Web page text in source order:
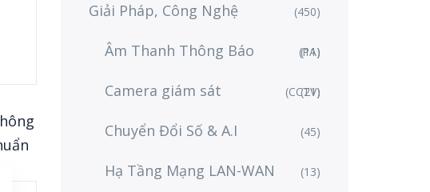
Giải Pháp, Công Nghệ (450)
Âm Thanh Thông Báo (PA)
(11)
Camera giám sát (CCTV)
(21)
Chuyển Đổi Số & A.I (45)
Hạ Tầng Mạng LAN-WAN (13)